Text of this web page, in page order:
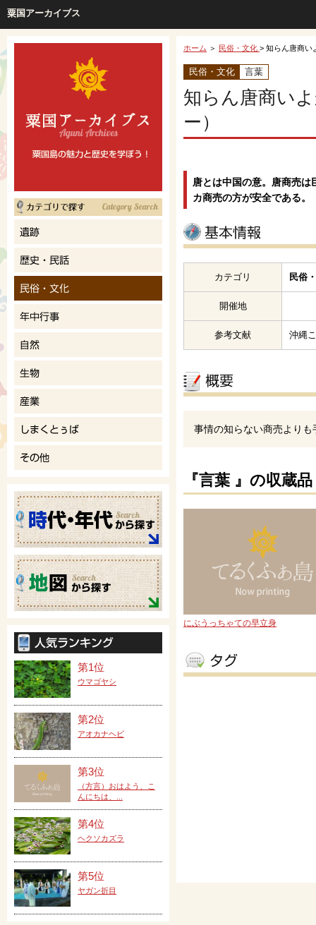
粟国アーカイブス
ホーム ＞ 民俗・文化 > 知らん唐商い
民俗・文化 言葉
知らん唐商い
ー）
唐とは中国の意。唐商売
カ商売の方が安全である。
カテゴリ 民俗
開催地
参考文献 沖縄
事情の知らない商売より
『言葉 』の収蔵品
にぶうっちゃての早立身
第1位
ウマゴヤシ
第2位
アオカナヘビ
第3位
（方言）おはよう、こ
んにちは、...
第4位
ヘクソカズラ
第5位
ヤガン折目